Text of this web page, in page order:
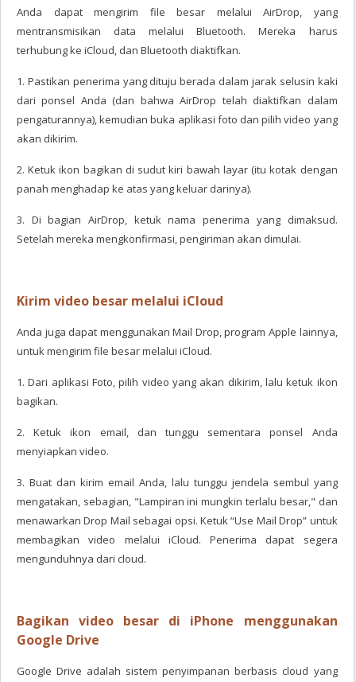
Anda dapat mengirim file besar melalui AirDrop, yang
mentransmisikan data melalui Bluetooth. Mereka harus
terhubung ke iCloud, dan Bluetooth diaktifkan.
1. Pastikan penerima yang dituju berada dalam jarak selusin kaki
dari ponsel Anda (dan bahwa AirDrop telah diaktifkan dalam
pengaturannya), kemudian buka aplikasi foto dan pilih video yang
akan dikirim.
2. Ketuk ikon bagikan di sudut kiri bawah layar (itu kotak dengan
panah menghadap ke atas yang keluar darinya).
3. Di bagian AirDrop, ketuk nama penerima yang dimaksud.
Setelah mereka mengkonfirmasi, pengiriman akan dimulai.
Kirim video besar melalui iCloud
Anda juga dapat menggunakan Mail Drop, program Apple lainnya,
untuk mengirim file besar melalui iCloud.
1. Dari aplikasi Foto, pilih video yang akan dikirim, lalu ketuk ikon
bagikan.
2. Ketuk ikon email, dan tunggu sementara ponsel Anda
menyiapkan video.
3. Buat dan kirim email Anda, lalu tunggu jendela sembul yang
mengatakan, sebagian, "Lampiran ini mungkin terlalu besar," dan
menawarkan Drop Mail sebagai opsi. Ketuk “Use Mail Drop” untuk
membagikan video melalui iCloud. Penerima dapat segera
mengunduhnya dari cloud.
Bagikan video besar di iPhone menggunakan
Google Drive
Google Drive adalah sistem penyimpanan berbasis cloud yang